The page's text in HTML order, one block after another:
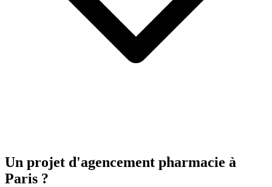
Un projet d'agencement pharmacie à
Paris ?